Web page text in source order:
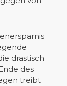
drastisch
des
treibt